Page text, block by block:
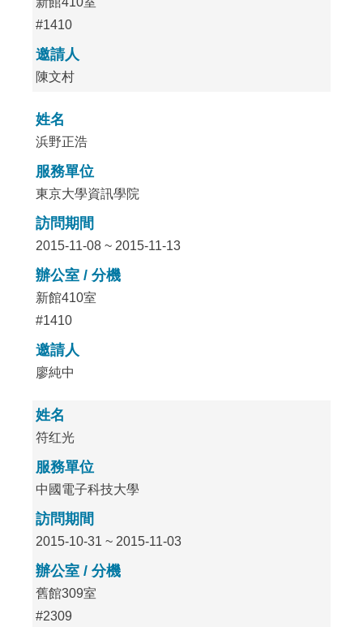
#1410
邀請人
陳文村
姓名
浜野正浩
服務單位
東京大學資訊學院
訪問期間
2015-11-08 ~ 2015-11-13
辦公室 / 分機
新館410室
#1410
邀請人
廖純中
姓名
符红光
服務單位
中國電子科技大學
訪問期間
2015-10-31 ~ 2015-11-03
辦公室 / 分機
舊館309室
#2309